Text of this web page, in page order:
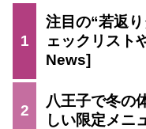
1
注目の“若返
ェックリスト
2
八王子で冬の
しい限定メニ